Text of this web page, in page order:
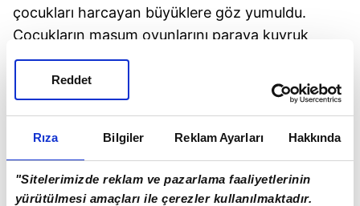
Rıza Bilgiler Reklam Ayarları Hakkında
"Sitelerimizde reklam ve pazarlama faaliyetlerinin
yürütülmesi amaçları ile çerezler kullanılmaktadır.
Reddet
çocukları harcayan büyüklere göz yumuldu.
Çocukların masum oyunlarını paraya kuyruk
sallayan zalimler oynuyor artık. "Yağ satarım bal
satarım." Sattıkları ruhlar da caba!
Gökyüzü uçurtmaları ve özgür düşleri beklerken,
öğretemeyen bizler, o çocukların hayatında
Not:Uçurtmanın çocukların elinden alınması,